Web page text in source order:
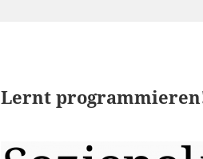
Lernt